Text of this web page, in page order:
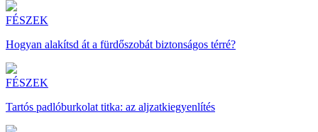
FÉSZEK
Hogyan alakítsd át a fürdőszobát biztonságos térré?
FÉSZEK
Tartós padlóburkolat titka: az aljzatkiegyenlítés